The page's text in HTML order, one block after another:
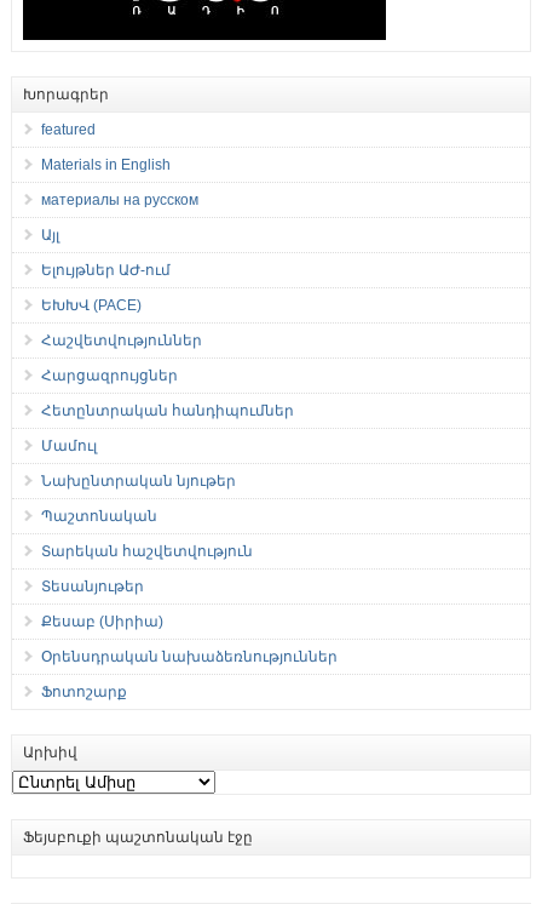
Խորագրեր
featured
Materials in English
материалы на русском
Այլ
Ելույթներ ԱԺ-ում
ԵԽԽՎ (PACE)
Հաշվետվություններ
Հարցազրույցներ
Հետընտրական հանդիպումներ
Մամուլ
Նախընտրական նյութեր
Պաշտոնական
Տարեկան հաշվետվություն
Տեսանյութեր
Քեսաբ (Սիրիա)
Օրենսդրական նախաձեռնություններ
Ֆոտոշարք
Արխիվ
Արխիվ
Ֆեյսբուքի պաշտոնական էջը